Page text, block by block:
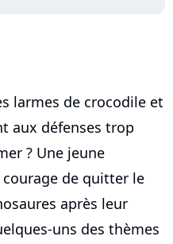
larmes de crocodile et
aux défenses trop
? Une jeune
de quitter le
après leur
uns des thèmes